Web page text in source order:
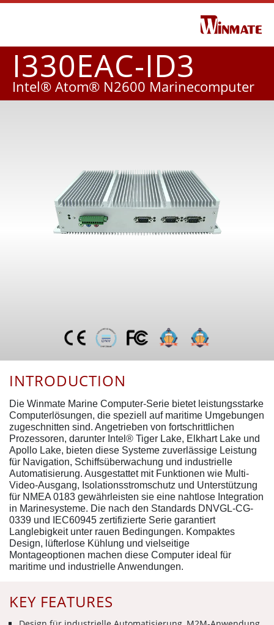
I330EAC-ID3
Intel® Atom® N2600 Marinecomputer
KEY FEATURES
INTRODUCTION
Die Winmate Marine Computer-Serie bietet leistungsstarke
Computerlösungen, die speziell auf maritime Umgebungen
zugeschnitten sind. Angetrieben von fortschrittlichen
Prozessoren, darunter Intel® Tiger Lake, Elkhart Lake und
Apollo Lake, bieten diese Systeme zuverlässige Leistung
für Navigation, Schiffsüberwachung und industrielle
Automatisierung. Ausgestattet mit Funktionen wie Multi-
Video-Ausgang, Isolationsstromschutz und Unterstützung
für NMEA 0183 gewährleisten sie eine nahtlose Integration
in Marinesysteme. Die nach den Standards DNVGL-CG-
0339 und IEC60945 zertifizierte Serie garantiert
Langlebigkeit unter rauen Bedingungen. Kompaktes
Design, lüfterlose Kühlung und vielseitige
Montageoptionen machen diese Computer ideal für
maritime und industrielle Anwendungen.